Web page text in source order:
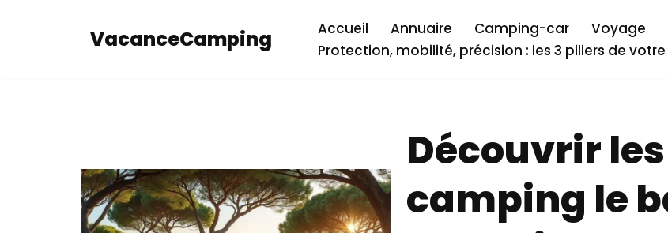
VacanceCamping Accueil Annuaire Camping-car Voyage
Protection, mobilité, précision : les 3 piliers de
Découvrir
camping le